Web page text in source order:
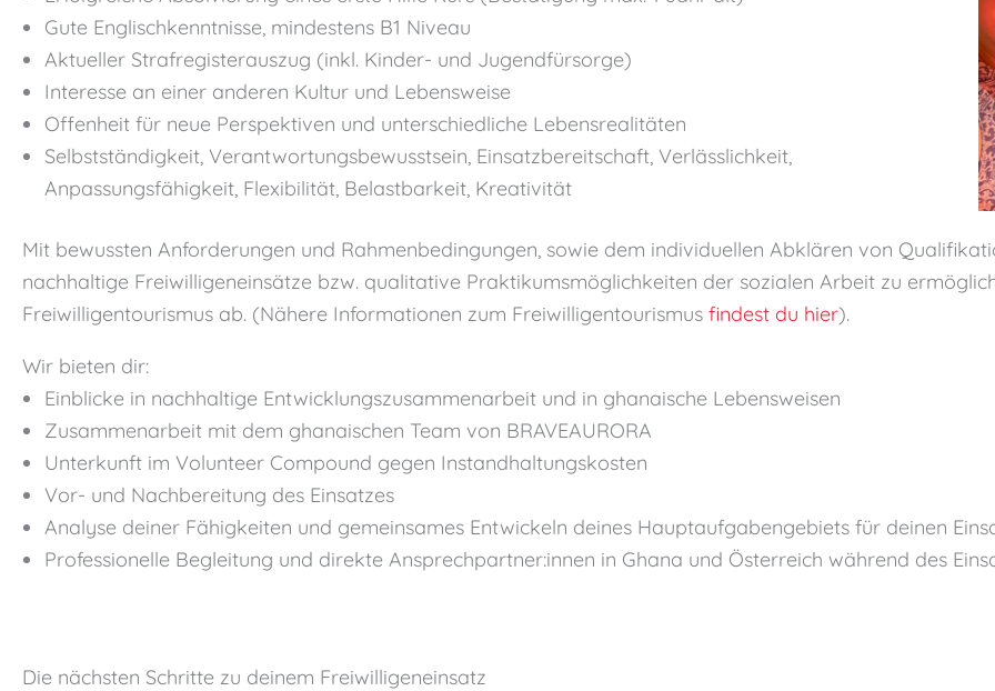
Gute Englischkenntnisse, mindestens B1 Niveau
Aktueller Strafregisterauszug (inkl. Kinder- und Jugendfürsorge)
Interesse an einer anderen Kultur und Lebensweise
Offenheit für neue Perspektiven und unterschiedliche Lebensrealitäten
Selbstständigkeit, Verantwortungsbewusstsein, Einsatzbereitschaft, Verlässlichkeit,
Anpassungsfähigkeit, Flexibilität, Belastbarkeit, Kreativität
Mit bewussten Anforderungen und Rahmenbedingungen, sowie dem individuellen Abklären von
nachhaltige Freiwilligeneinsätze bzw. qualitative Praktikumsmöglichkeiten der sozialen Arbeit zu
Freiwilligentourismus ab. (Nähere Informationen zum Freiwilligentourismus findest du hier).
Wir bieten dir:
Einblicke in nachhaltige Entwicklungszusammenarbeit und in ghanaische Lebensweisen
Zusammenarbeit mit dem ghanaischen Team von BRAVEAURORA
Unterkunft im Volunteer Compound gegen Instandhaltungskosten
Vor- und Nachbereitung des Einsatzes
Analyse deiner Fähigkeiten und gemeinsames Entwickeln deines Hauptaufgabengebiets für deinen
Professionelle Begleitung und direkte Ansprechpartner:innen in Ghana und Österreich während des
Die nächsten Schritte zu deinem Freiwilligeneinsatz